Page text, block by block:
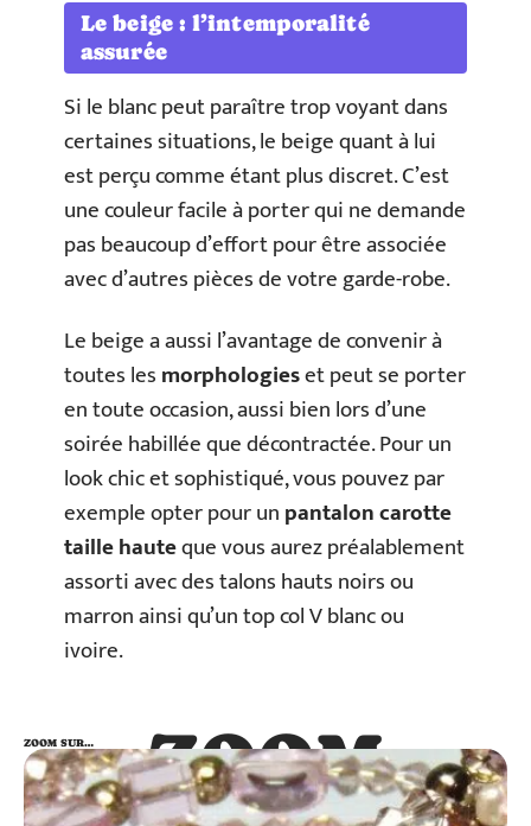
Le beige : l’intemporalité
assurée
Si le blanc peut paraître trop voyant dans
certaines situations, le beige quant à lui
est perçu comme étant plus discret. C’est
une couleur facile à porter qui ne demande
pas beaucoup d’effort pour être associée
avec d’autres pièces de votre garde-robe.
Le beige a aussi l’avantage de convenir à
toutes lesmorphologieset peut se porter
en toute occasion, aussi bien lors d’une
soirée habillée que décontractée. Pour un
look chic et sophistiqué, vous pouvez par
exemple opter pour unpantalon carotte
taille hauteque vous aurez préalablement
assorti avec des talons hauts noirs ou
marron ainsi qu’un top col V blanc ou
ivoire.
ZOOM
SUR…
ZOOM SUR…